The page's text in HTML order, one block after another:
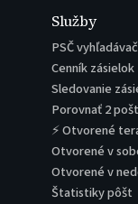
Služby
PSČ vyhľadávač
Cenník zásielok
Sledovanie
Porovnať 2
⚡ Otvorené
Otvorené v
Otvorené v
Štatistiky pôšt